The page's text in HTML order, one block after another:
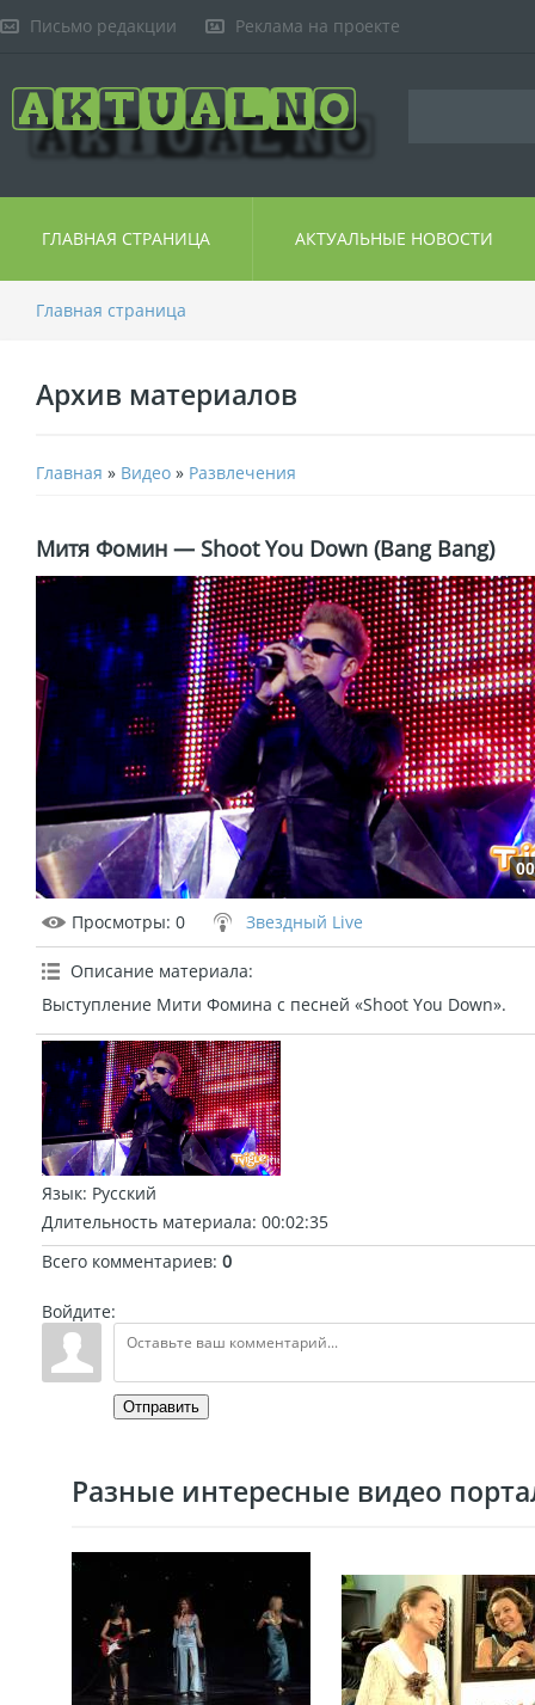
Письмо редакции Реклама на проекте
ГЛАВНАЯ СТРАНИЦА АКТУАЛЬНЫЕ НОВОСТИ
Главная страница
Архив материалов
Главная » Видео » Развлечения
Митя Фомин — Shoot You Down (Bang Bang)
Просмотры: 0 Звездный Live
Описание материала:
Выступление Мити Фомина с песней «Shoot You Down».
Язык: Русский
Длительность материала: 00:02:35
Всего комментариев: 0
Войдите:
Отправить
Разные интересные видео